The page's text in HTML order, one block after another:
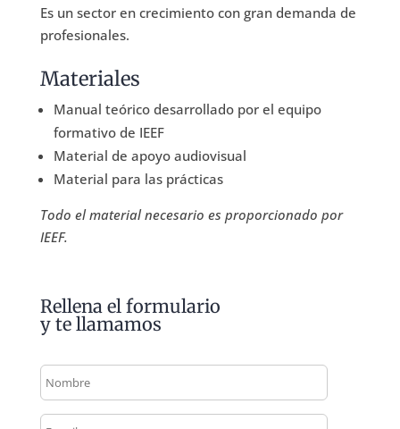
Es un sector en crecimiento con gran demanda de
profesionales.
Materiales
Manual teórico desarrollado por el equipo
formativo de IEEF
Material de apoyo audiovisual
Material para las prácticas
Todo el material necesario es proporcionado por
IEEF.
Rellena el formulario
y te llamamos